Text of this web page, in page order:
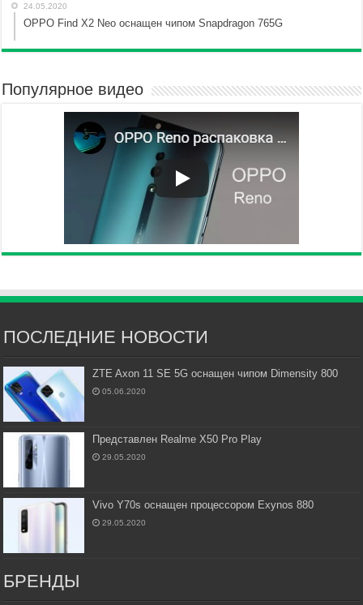
24.05.2020
OPPO Find X2 Neo оснащен чипом Snapdragon 765G
Популярное видео
ПОСЛЕДНИЕ НОВОСТИ
ZTE Axon 11 SE 5G оснащен чипом Dimensity 800
05.06.2020
Представлен Realme X50 Pro Play
29.05.2020
Vivo Y70s оснащен процессором Exynos 880
29.05.2020
БРЕНДЫ